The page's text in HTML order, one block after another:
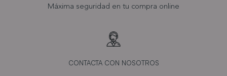
Máxima seguridad en tu compra online
CONTACTA CON NOSOTROS